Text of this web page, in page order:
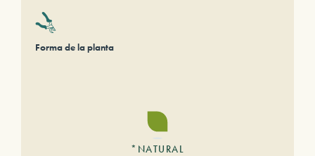
Forma de la planta
*NATURAL